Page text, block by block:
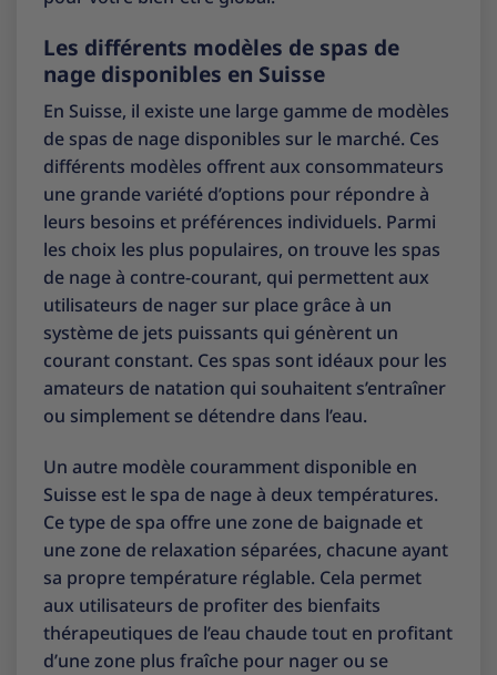
Les différents modèles de spas de
nage disponibles en Suisse
En Suisse, il existe une large gamme de modèles
de spas de nage disponibles sur le marché. Ces
différents modèles offrent aux consommateurs
une grande variété d’options pour répondre à
leurs besoins et préférences individuels. Parmi
les choix les plus populaires, on trouve les spas
de nage à contre-courant, qui permettent aux
utilisateurs de nager sur place grâce à un
système de jets puissants qui génèrent un
courant constant. Ces spas sont idéaux pour les
amateurs de natation qui souhaitent s’entraîner
ou simplement se détendre dans l’eau.
Un autre modèle couramment disponible en
Suisse est le spa de nage à deux températures.
Ce type de spa offre une zone de baignade et
une zone de relaxation séparées, chacune ayant
sa propre température réglable. Cela permet
aux utilisateurs de profiter des bienfaits
thérapeutiques de l’eau chaude tout en profitant
d’une zone plus fraîche pour nager ou se